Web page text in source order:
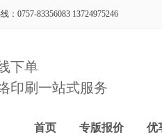
0757-83356083 13724975246
下单
印刷一站式服务
首页 专版报价 优